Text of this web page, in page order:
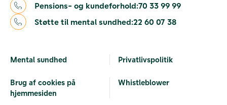
Pensions- og kundeforhold:70 33 99 99
Støtte til mental sundhed:22 60 07 38
Mental sundhed Privatlivspolitik
Brug af cookies på
hjemmesiden
Whistleblower